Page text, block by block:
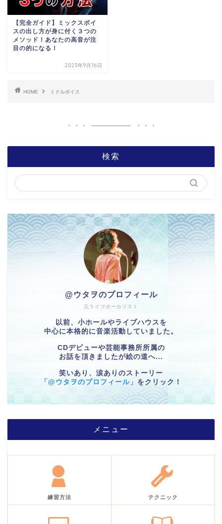
【完全ガイド】ミックスボイ
スの出し方が身に付く３つの
メソッド！あなたの高音が注
目の的になる！
2023年9月16日
HOME ミドルボイス
検索
元ライブボーカリスト
@ウタヲのプロフィール
以前、小ホールやライブハウスを
中心に本格的に音楽活動していました。
CDデビューや芸能事務所所属の
お話を頂きましたが絵の道へ...
笑いあり、涙ありのストーリー
「@ウタヲのプロフィール」 をクリック！
メニュー
練習方法 テクニック